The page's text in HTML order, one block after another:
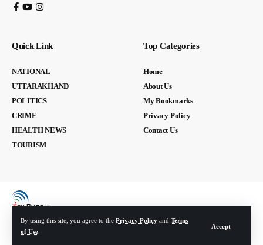
By using this site, you agree to the Privacy Policy and Terms
of Use
Accept
Quick Link
NATIONAL
UTTARAKHAND
POLITICS
CRIME
HEALTH NEWS
TOURISM
Top Categories
Home
About Us
My Bookmarks
Privacy Policy
Contact Us
© Devbhoomi Media. All Rights Reserved. | Developed By: